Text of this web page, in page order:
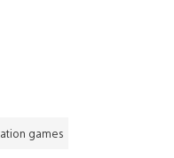
games